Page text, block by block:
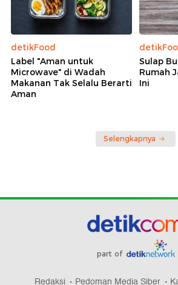
detikFood
Label "Aman untuk
Microwave" di Wadah
Makanan Tak Selalu Berarti
Aman
Sulap
Rumah
Ini
Selengkapnya
part of
Redaksi Pedoman Media Siber